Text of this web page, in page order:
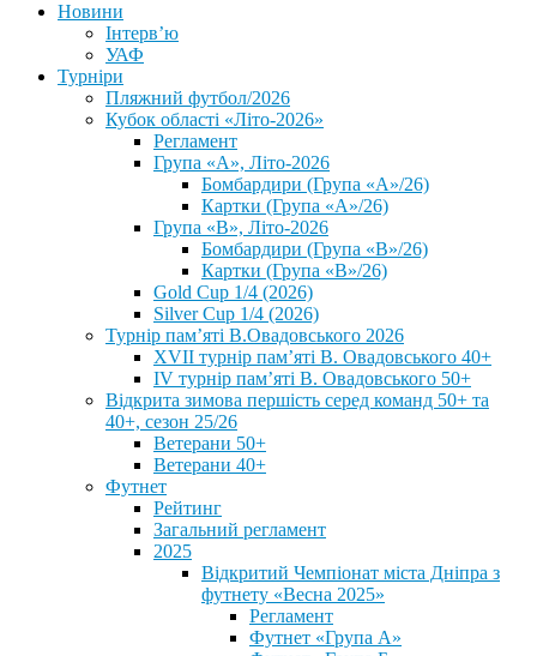
Новини
Інтерв’ю
УАФ
Турніри
Пляжний футбол/2026
Кубок області «Літо-2026»
Регламент
Група «А», Літо-2026
Бомбардири (Група «А»/26)
Картки (Група «А»/26)
Група «В», Літо-2026
Бомбардири (Група «В»/26)
Картки (Група «В»/26)
Gold Cup 1/4 (2026)
Silver Cup 1/4 (2026)
Турнір пам’яті В.Овадовського 2026
XVII турнір пам’яті В. Овадовського 40+
IV турнір пам’яті В. Овадовського 50+
Відкрита зимова першість серед команд 50+ та
40+, сезон 25/26
Ветерани 50+
Ветерани 40+
Футнет
Рейтинг
Загальний регламент
2025
Відкритий Чемпіонат міста Дніпра з
футнету «Весна 2025»
Регламент
Футнет «Група А»